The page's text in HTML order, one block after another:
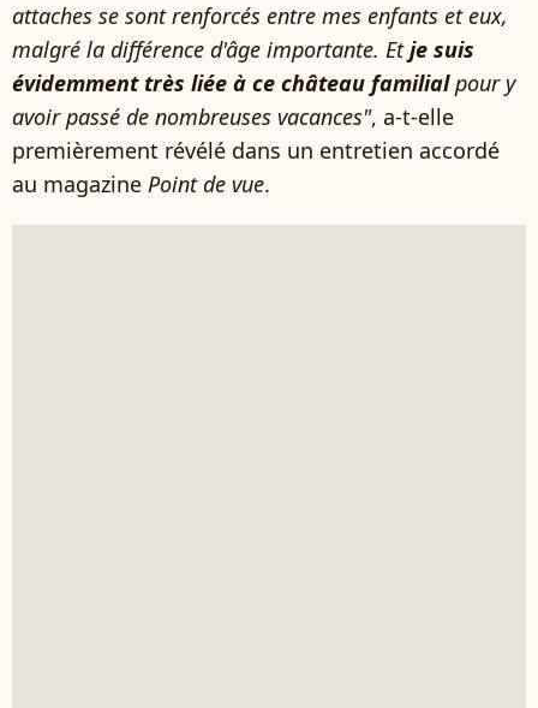
attaches se sont renforcés entre mes enfants et eux,
malgré la différence d'âge importante. Etje suis
évidemment très liée à ce château familialpour y
avoir passé de nombreuses vacances", a-t-elle
premièrement révélé dans un entretien accordé
au magazine Point de vue.